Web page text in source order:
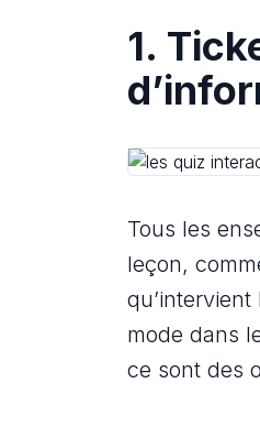
1.
Tous les
leçon,
mode dans
ce sont des